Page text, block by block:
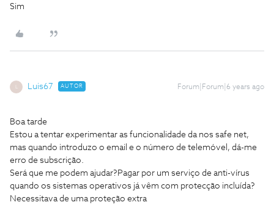
Sim
Luis67 AUTOR Forum|Forum|6 years ago
Boa tarde
Estou a tentar experimentar as funcionalidade da nos safe net,
mas quando introduzo o email e o número de telemóvel, dá-me
erro de subscrição.
Será que me podem ajudar? Pagar por um serviço de anti-vírus
quando os sistemas operativos já vêm com protecção incluída?
Necessitava de uma proteção extra